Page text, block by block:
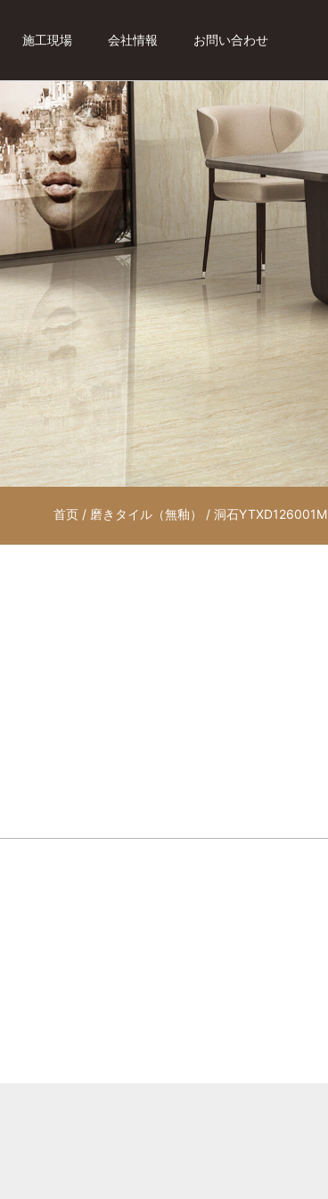
施工現場 会社情報 お問い合わせ
首页 / 磨きタイル（無釉） / 洞石YTXD126001M